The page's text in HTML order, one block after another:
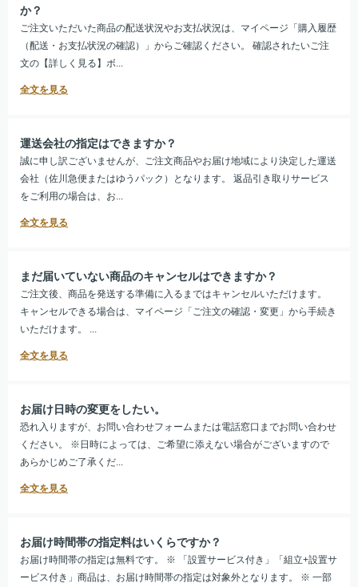
か？
ご注文いただいた商品の配送状況やお支払状況は、マイページ「購入履歴
（配送・お支払状況の確認）」からご確認ください。 確認されたいご注
文の【詳しく見る】ボ...
運送会社の指定はできますか？
誠に申し訳ございませんが、ご注文商品やお届け地域により決定した運送
会社（佐川急便またはゆうパック）となります。 返品引き取りサービス
をご利用の場合は、お...
まだ届いていない商品のキャンセルはできますか？
ご注文後、商品を発送する準備に入るまではキャンセルいただけます。
キャンセルできる場合は、マイページ「ご注文の確認・変更」から手続き
いただけます。 ...
お届け日時の変更をしたい。
恐れ入りますが、お問い合わせフォームまたは電話窓口までお問い合わせ
ください。 ※日時によっては、ご希望に添えない場合がございますので
あらかじめご了承くだ...
お届け時間帯の指定料はいくらですか？
お届け時間帯の指定は無料です。 ※ 「設置サービス付き」「組立+設置サ
ービス付き」商品は、お届け時間帯の指定は対象外となります。 ※ 一部